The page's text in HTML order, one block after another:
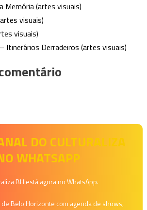
Memória (artes visuais)
visuais)
visuais)
Itinerários Derradeiros (artes visuais)
DO CULTURALIZA
WHATSAPP
BH está agora no WhatsApp.
de Belo Horizonte com agenda de shows,